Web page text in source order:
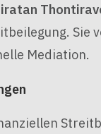
Mediation.